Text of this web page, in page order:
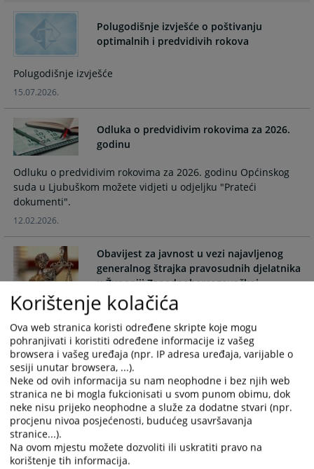
forward
interact
the
calendar
and
select
date.
Press
the
question
mark
key
to
get
the
keyboard
shortcuts
for
changing
dates.
forward
to
interact
and
select
a
Press
the
key
to
get
the
keyboard
shortcuts
for
changing
dates.
Polugodišnje izvješće o poštivanju
optimalnih i predvidivih rokova
Polugodišnje izvješće
15.07.2026.
Odluka o predvidivim rokovima za 2026.
godinu
Odluku o predvidivim rokovima za 2026. godinu Općinskog
suda u Ljubuškom možete vidjeti u odjeljku "Prateći
dokumenti".
12.02.2026.
Obavijest za javnost u vezi najavljenog
generalnog štrajka pravosudnih djelatnika
u Županiji Zapadnohercegovačkoj
Obavijest za javnost u vezi najavljenog generalnog štrajka
pravosudnih djelatnika u Županiji Zapadnohercegovačkoj
30.04.2025.
Odluka o predvidivim rokovima za 2025.
godinu
Odluka o predvidivim rokovima za 2025. godinu
18.02.2025.
Korištenje kolačića
Ova web stranica koristi određene skripte koje mogu
pohranjivati i koristiti određene informacije iz vašeg
browsera i vašeg uređaja (npr. IP adresa uređaja, varijable o
sesiji unutar browsera, ...).
Neke od ovih informacija su nam neophodne i bez njih web
stranica ne bi mogla fukcionisati u svom punom obimu, dok
neke nisu prijeko neophodne a služe za dodatne stvari (npr.
procjenu nivoa posjećenosti, budućeg usavršavanja
stranice...).
Na ovom mjestu možete dozvoliti ili uskratiti pravo na
korištenje tih informacija.